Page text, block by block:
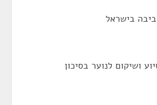
בישראל
ושיקום לנוער בסיכון